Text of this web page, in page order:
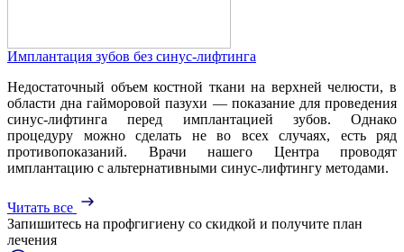
Имплантация зубов без синус-лифтинга
Недостаточный объем костной ткани на верхней челюсти, в
области дна гайморовой пазухи — показание для проведения
синус-лифтинга перед имплантацией зубов. Однако
процедуру можно сделать не во всех случаях, есть ряд
противопоказаний. Врачи нашего Центра проводят
имплантацию с альтернативными синус-лифтингу методами.
Читать все
Запишитесь на профгигиену со скидкой и получите план
лечения